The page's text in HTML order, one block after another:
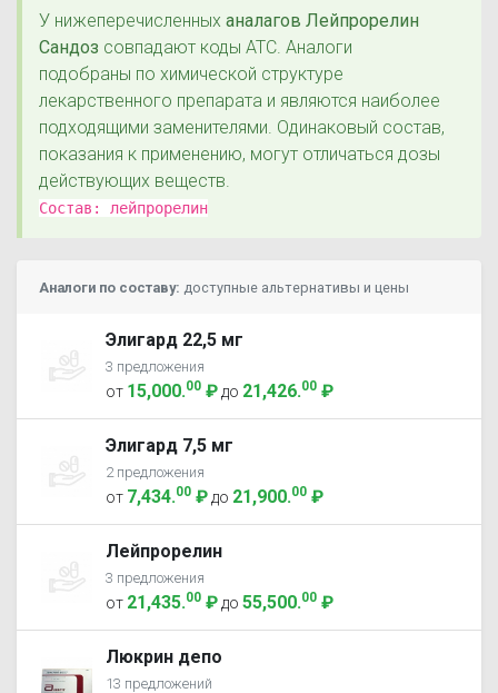
У нижеперечисленных аналагов Лейпрорелин
Сандоз совпадают коды ATC. Аналоги
подобраны по химической структуре
лекарственного препарата и являются наиболее
подходящими заменителями. Одинаковый состав,
показания к применению, могут отличаться дозы
действующих веществ.
Состав: лейпрорелин
Аналоги по составу: доступные альтернативы и цены
Элигард 22,5 мг
3 предложения
от 15,000.00 ₽ до 21,426.00 ₽
Элигард 7,5 мг
2 предложения
от 7,434.00 ₽ до 21,900.00 ₽
Лейпрорелин
3 предложения
от 21,435.00 ₽ до 55,500.00 ₽
Люкрин депо
13 предложений